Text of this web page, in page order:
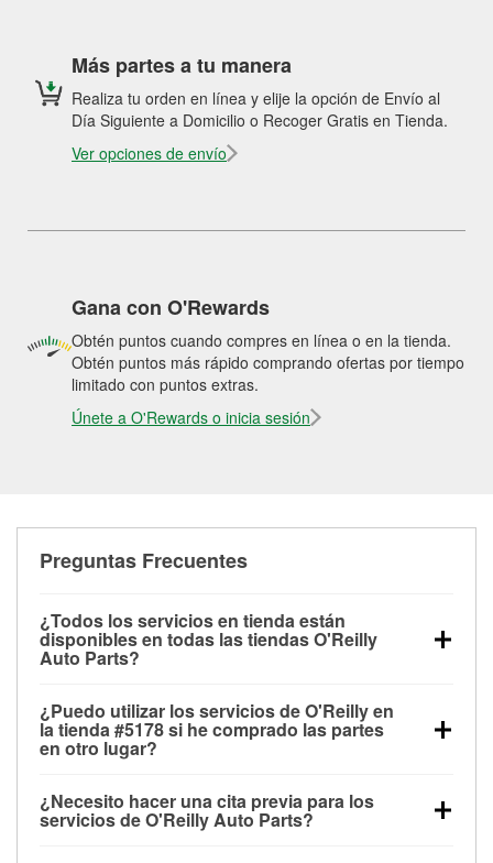
Más partes a tu manera
Realiza tu orden en línea y elije la opción de Envío al
Día Siguiente a Domicilio o Recoger Gratis en Tienda.
Ver opciones de envío
Gana con O'Rewards
Obtén puntos cuando compres en línea o en la tienda.
Obtén puntos más rápido comprando ofertas por tiempo
limitado con puntos extras.
Únete a O'Rewards o inicia sesión
Preguntas Frecuentes
¿Todos los servicios en tienda están
disponibles en todas las tiendas O'Reilly
Auto Parts?
las pruebas de batería, pruebas de alternador y
motor de arranque, revisión de la luz “Check Engine”
con O'Reilly VeriScan® e instalación de
limpiaparabrisas o bombillas, están disponibles en
todas las tiendas O'Reilly Auto Parts. La tienda
¿Puedo utilizar los servicios de O'Reilly en
la tienda #5178 si he comprado las partes
en otro lugar?
de O'Reilly Auto Parts que estén disponibles en la
tienda #5178 de Cheraw, SC aunque hayas
¿Necesito hacer una cita previa para los
servicios de O'Reilly Auto Parts?